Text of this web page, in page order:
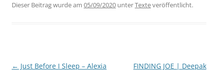
Dieser Beitrag wurde am 05/09/2020 unterTexteveröffentlicht.
Beitragsnavigation
← Just Before I Sleep – Alexia
FINDING JOE | Deepak